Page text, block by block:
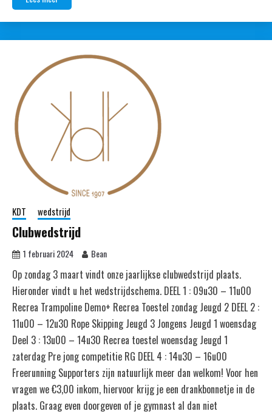
KDT wedstrijd
Clubwedstrijd
1 februari 2024 Bean
Op zondag 3 maart vindt onze jaarlijkse clubwedstrijd plaats.
Hieronder vindt u het wedstrijdschema. DEEL 1 : 09u30 – 11u00
Recrea Trampoline Demo+ Recrea Toestel zondag Jeugd 2 DEEL 2 :
11u00 – 12u30 Rope Skipping Jeugd 3 Jongens Jeugd 1 woensdag
Deel 3 : 13u00 – 14u30 Recrea toestel woensdag Jeugd 1
zaterdag Pre jong competitie RG DEEL 4 : 14u30 – 16u00
Freerunning Supporters zijn natuurlijk meer dan welkom! Voor hen
vragen we €3,00 inkom, hiervoor krijg je een drankbonnetje in de
plaats. Graag even doorgeven of je gymnast al dan niet